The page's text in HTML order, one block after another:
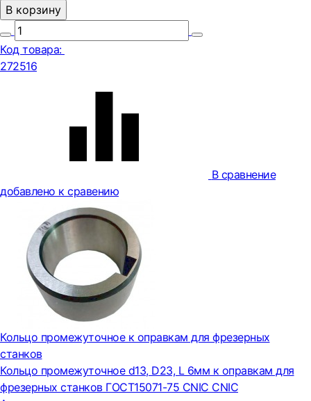
В корзину
Код товара:
272516
В сравнение
добавлено к сравению
Кольцо промежуточное к оправкам для фрезерных
станков
Кольцо промежуточное d13, D23, L 6мм к оправкам для
фрезерных станков ГОСТ15071-75 CNIC CNIC